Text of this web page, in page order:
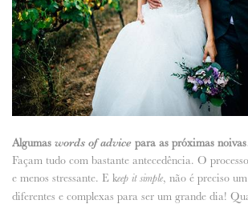
Algumas words of advice para as próximas
Façam tudo com bastante antecedência. O
e menos stressante. E keep it simple, não é preciso
diferentes e complexas para ser um grande dia!